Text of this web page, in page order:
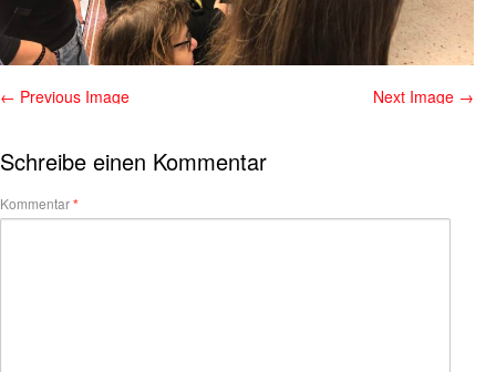
← Previous Image Next Image →
Schreibe einen Kommentar
Kommentar*